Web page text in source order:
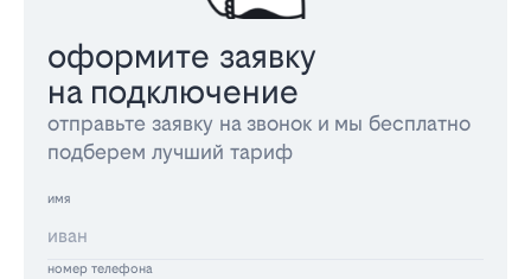
оформите заявку
на подключение
отправьте заявку на звонок и мы бесплатно
подберем лучший тариф
имя
номер телефона